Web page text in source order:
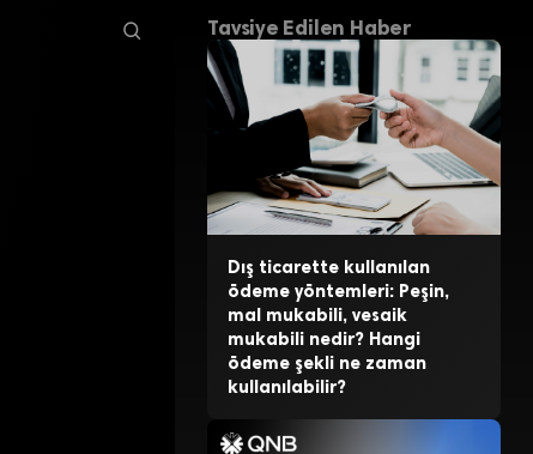
Tavsiye Edilen Haber
Dış ticarette kullanılan
ödeme yöntemleri: Peşin,
mal mukabili, vesaik
mukabili nedir? Hangi
ödeme şekli ne zaman
kullanılabilir?